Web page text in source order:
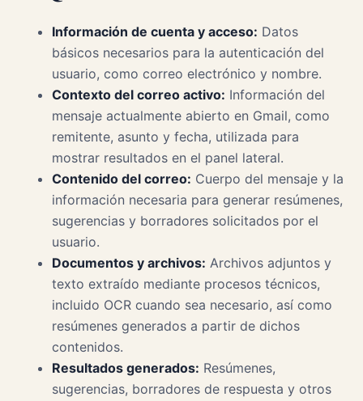
Información de cuenta y acceso: Datos
básicos necesarios para la autenticación del
usuario, como correo electrónico y nombre.
Contexto del correo activo: Información del
mensaje actualmente abierto en Gmail, como
remitente, asunto y fecha, utilizada para
mostrar resultados en el panel lateral.
Contenido del correo: Cuerpo del mensaje y la
información necesaria para generar resúmenes,
sugerencias y borradores solicitados por el
usuario.
Documentos y archivos: Archivos adjuntos y
texto extraído mediante procesos técnicos,
incluido OCR cuando sea necesario, así como
resúmenes generados a partir de dichos
contenidos.
Resultados generados: Resúmenes,
sugerencias, borradores de respuesta y otros